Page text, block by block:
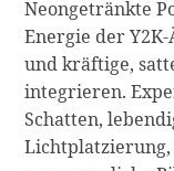
Neongetränkte
Energie der
und kräftige,
integrieren.
Schatten,